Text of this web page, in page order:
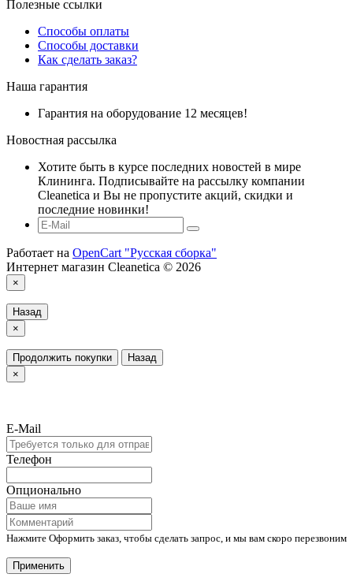
Полезные ссылки
Способы оплаты
Способы доставки
Как сделать заказ?
Наша гарантия
Гарантия на оборудование 12 месяцев!
Новостная рассылка
Хотите быть в курсе последних новостей в мире
Клининга. Подписывайте на рассылку компании
Cleanetica и Вы не пропустите акций, скидки и
последние новинки!
Работает на OpenCart "Русская сборка"
Интернет магазин Cleanetica © 2026
×
Назад
×
Продолжить покупки
Назад
×
E-Mail
Телефон
Опционально
Нажмите Оформить заказ, чтобы сделать запрос, и мы вам скоро перезвоним
Применить